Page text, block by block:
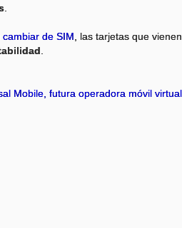
de SIM , las tarjetas que
Mobile, futura operadora móvil